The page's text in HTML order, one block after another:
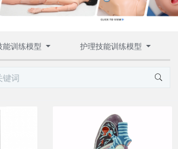
能训练模型 护理技能训练模型